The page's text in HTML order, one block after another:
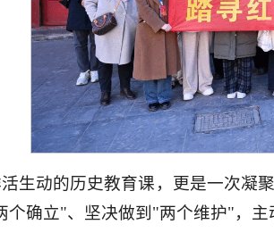
生动的历史教育课，更是一次凝
确立"、坚决做到"两个维护"，